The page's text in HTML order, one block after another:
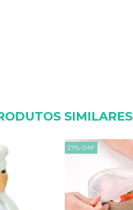
SIMILARES
27% OFF